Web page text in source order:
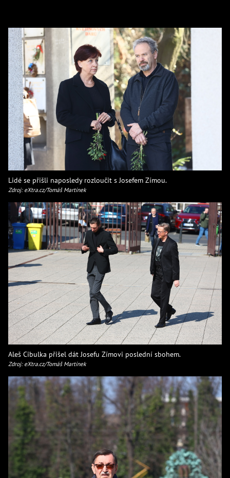
Lidé se přišli naposledy rozloučit s Josefem Zímou.
Zdroj: eXtra.cz/Tomáš Martínek
Aleš Cibulka přišel dát Josefu Zímovi poslední sbohem.
Zdroj: eXtra.cz/Tomáš Martínek